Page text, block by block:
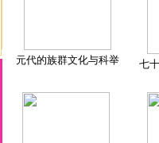
元代的族群文化与科举 七